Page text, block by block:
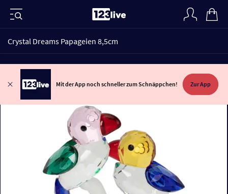
Crystal Dreams Papageien 8,5cm
Mit der App noch schneller zum Schnäppchen! Zur App